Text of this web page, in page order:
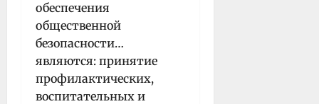
обеспечения
общественной
безопасности…
являются: принятие
профилактических,
воспитательных и